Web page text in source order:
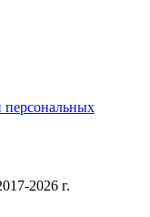
2026 г.